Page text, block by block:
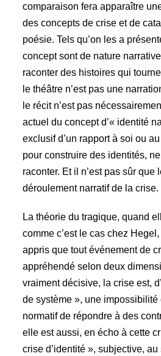
comparaison fera apparaître
des concepts de crise et de
poésie. Tels qu’on les a
concept sont de nature
raconter des histoires qui
le théâtre n’est pas une
le récit n’est pas
actuel du concept d’« identité
exclusif d’un rapport à soi ou
pour construire des identités,
raconter. Et il n’est pas sûr que
déroulement narratif de la crise.
La théorie du tragique, quand
comme c’est le cas chez
appris que tout événement de
appréhendé selon deux
vraiment décisive, la crise est,
de système », une impossibilité
normatif de répondre à des
elle est aussi, en écho à cette
crise d’identité », subjective,